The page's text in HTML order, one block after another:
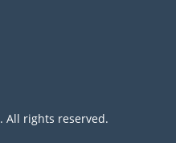
. All rights reserved.